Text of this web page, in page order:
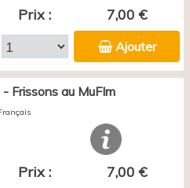
Prix : 7,00 €
Ajouter
Frissons au MuFIm
Prix : 7,00 €